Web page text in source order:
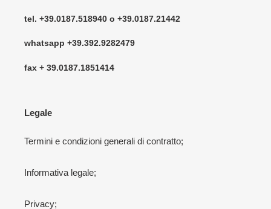
tel. +39.0187.518940 o +39.0187.21442
whatsapp +39.392.9282479
fax + 39.0187.1851414
Legale
Termini e condizioni generali di contratto;
Informativa legale;
Privacy;